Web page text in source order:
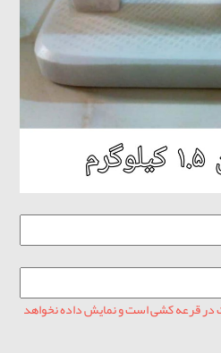
قرعه کشی است و نمایش داده نخواهد